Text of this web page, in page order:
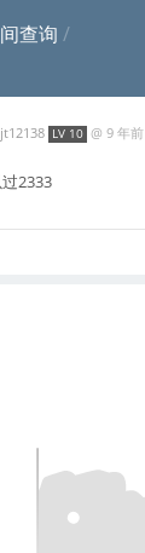
查询 /
LV 10 @9 年前
2333